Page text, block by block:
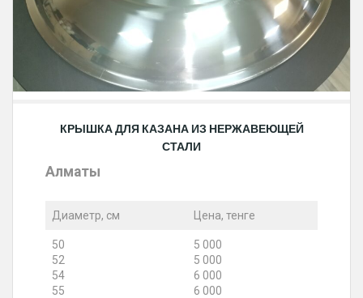
КРЫШКА ДЛЯ КАЗАНА ИЗ НЕРЖАВЕЮЩЕЙ
СТАЛИ
Алматы
Диаметр, см Цена, тенге
50
52
54
55
5 000
5 000
6 000
6 000